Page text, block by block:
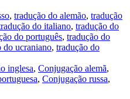
, tradução do alemão, tradução
do italiano, tradução do
do português, tradução do
do ucraniano, tradução do
inglesa, Conjugação alemã,
, Conjugação russa,